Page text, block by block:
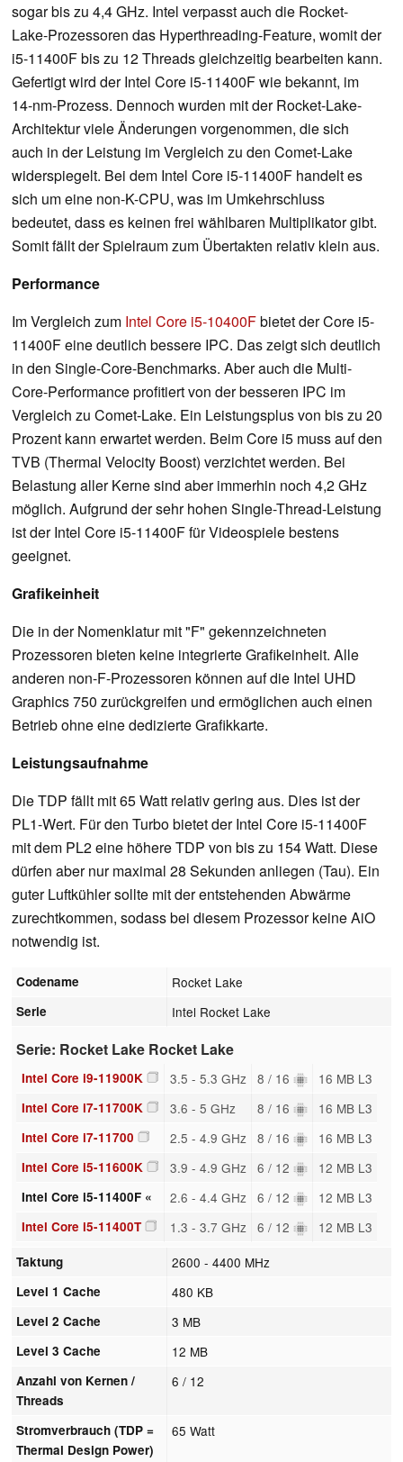
sogar bis zu 4,4 GHz. Intel verpasst auch die Rocket-
Lake-Prozessoren das Hyperthreading-Feature, womit der
i5-11400F bis zu 12 Threads gleichzeitig bearbeiten kann.
Gefertigt wird der Intel Core i5-11400F wie bekannt, im
14-nm-Prozess. Dennoch wurden mit der Rocket-Lake-
Architektur viele Änderungen vorgenommen, die sich
auch in der Leistung im Vergleich zu den Comet-Lake
widerspiegelt. Bei dem Intel Core i5-11400F handelt es
sich um eine non-K-CPU, was im Umkehrschluss
bedeutet, dass es keinen frei wählbaren Multiplikator gibt.
Somit fällt der Spielraum zum Übertakten relativ klein aus.
Performance
Im Vergleich zum Intel Core i5-10400Fbietet der Core i5-
11400F eine deutlich bessere IPC. Das zeigt sich deutlich
in den Single-Core-Benchmarks. Aber auch die Multi-
Core-Performance profitiert von der besseren IPC im
Vergleich zu Comet-Lake. Ein Leistungsplus von bis zu 20
Prozent kann erwartet werden. Beim Core i5 muss auf den
TVB (Thermal Velocity Boost) verzichtet werden. Bei
Belastung aller Kerne sind aber immerhin noch 4,2 GHz
möglich. Aufgrund der sehr hohen Single-Thread-Leistung
ist der Intel Core i5-11400F für Videospiele bestens
geeignet.
Grafikeinheit
Die in der Nomenklatur mit "F" gekennzeichneten
Prozessoren bieten keine integrierte Grafikeinheit. Alle
anderen non-F-Prozessoren können auf die Intel UHD
Graphics 750 zurückgreifen und ermöglichen auch einen
Betrieb ohne eine dedizierte Grafikkarte.
Leistungsaufnahme
Die TDP fällt mit 65 Watt relativ gering aus. Dies ist der
PL1-Wert. Für den Turbo bietet der Intel Core i5-11400F
mit dem PL2 eine höhere TDP von bis zu 154 Watt. Diese
dürfen aber nur maximal 28 Sekunden anliegen (Tau). Ein
guter Luftkühler sollte mit der entstehenden Abwärme
zurechtkommen, sodass bei diesem Prozessor keine AiO
notwendig ist.
Codename Rocket Lake
Serie Intel Rocket Lake
Serie: Rocket Lake Rocket Lake
Intel Core i9-11900K 3.5 - 5.3 GHz 8 / 16 16 MB L3
Intel Core i7-11700K 3.6 - 5 GHz 8 / 16 16 MB L3
Intel Core i7-11700 2.5 - 4.9 GHz 8 / 16 16 MB L3
Intel Core i5-11600K 3.9 - 4.9 GHz 6 / 12 12 MB L3
Intel Core i5-11400F « 2.6 - 4.4 GHz 6 / 12 12 MB L3
Intel Core i5-11400T 1.3 - 3.7 GHz 6 / 12 12 MB L3
Taktung 2600 - 4400 MHz
Level 1 Cache 480 KB
Level 2 Cache 3 MB
Level 3 Cache 12 MB
Anzahl von Kernen /
Threads
6 / 12
Stromverbrauch (TDP =
Thermal Design Power)
65 Watt